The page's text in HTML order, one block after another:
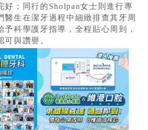
好；同行的Sholpan女士則進行專
醫生在潔牙過程中細緻排查其牙周
予科學護牙指導，全程貼心周到，
可與讚譽。